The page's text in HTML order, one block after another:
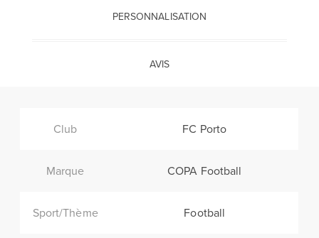
PERSONNALISATION
AVIS
Club FC Porto
Marque COPA Football
Sport/Thème Football